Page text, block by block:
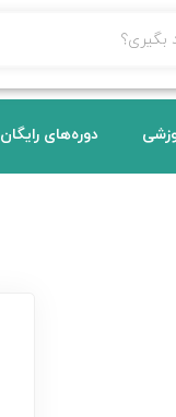
دوره‌های رایگان